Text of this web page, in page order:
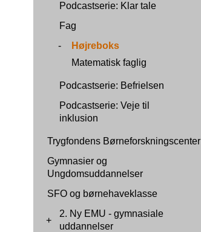
Podcastserie: Klar tale
Fag
-
Højreboks
Matematisk faglig
Podcastserie: Befrielsen
Podcastserie: Veje til
inklusion
Trygfondens Børneforskningscenter
Gymnasier og
Ungdomsuddannelser
SFO og børnehaveklasse
+
2. Ny EMU - gymnasiale
uddannelser